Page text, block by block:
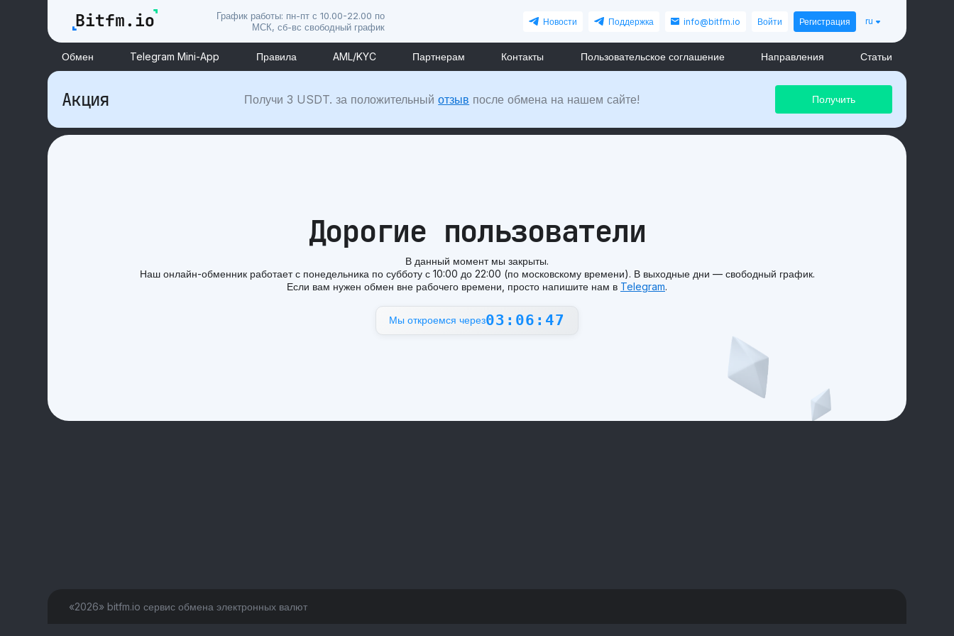
График работы: пн-пт с 10.00-22.00 по
МСК, сб-вс свободный график
Новости Поддержка info@bitfm.io Войти Регистрация ru
Обмен Telegram Mini-App Правила AML/KYC Партнерам Контакты Пользовательское соглашение Направления Статьи
Акция Получи 3 USDT. за положительныйотзыв после обмена на нашем сайте!
Дорогие пользователи
В данный момент мы закрыты.
Наш онлайн-обменник работает с понедельника по субботу с 10:00 до 22:00 (по московскому времени). В выходные дни — свободный график.
Если вам нужен обмен вне рабочего времени, просто напишите нам в Telegram.
Мы откроемся через03:06:47
«2026» bitfm.io сервис обмена электронных валют